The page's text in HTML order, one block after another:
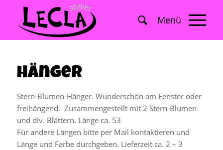
Hänger
Stern-Blumen-Hänger. Wunderschön am Fenster oder
freihängend. Zusammengestellt mit 2 Stern-Blumen
und div. Blättern. Länge ca. 53
Für andere Längen bitte per Mail kontaktieren und
Länge und Farbe durchgeben. Lieferzeit ca. 2 – 3